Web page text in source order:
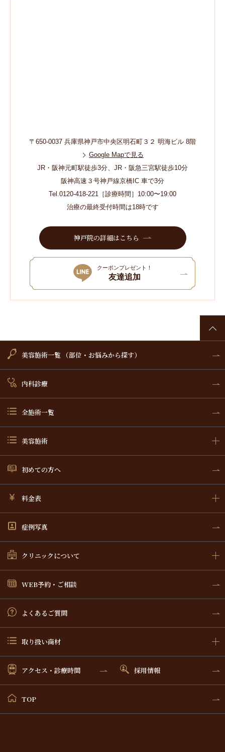
〒650-0037 兵庫県神戸市中央区明石町３２ 明海ビル 8階
Google Mapで見る
JR・阪神元町駅徒歩3分、JR・阪急三宮駅徒歩10分
阪神高速３号神戸線京橋IC 車で3分
Tel.0120-418-221［診療時間］10:00〜19:00
治療の最終受付時間は18時です
神戸院の詳細はこちら
クーポンプレゼント！
友達追加
美容施術一覧 （部位・お悩みから探す）
内科診療
全施術一覧
美容施術
初めての方へ
料金表
症例写真
クリニックについて
WEB予約・ご相談
よくあるご質問
取り扱い商材
アクセス・診療時間 採用情報
TOP